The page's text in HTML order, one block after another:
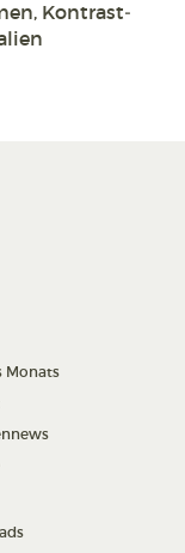
Kontrast­
Monats